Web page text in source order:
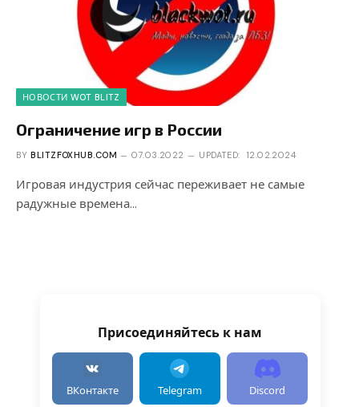
НОВОСТИ WOT BLITZ
Ограничение игр в России
BY BLITZFOXHUB.COM 07.03.2022 UPDATED: 12.02.2024
Игровая индустрия сейчас переживает не самые
радужные времена…
Присоединяйтесь к нам
ВКонтакте Telegram Discord